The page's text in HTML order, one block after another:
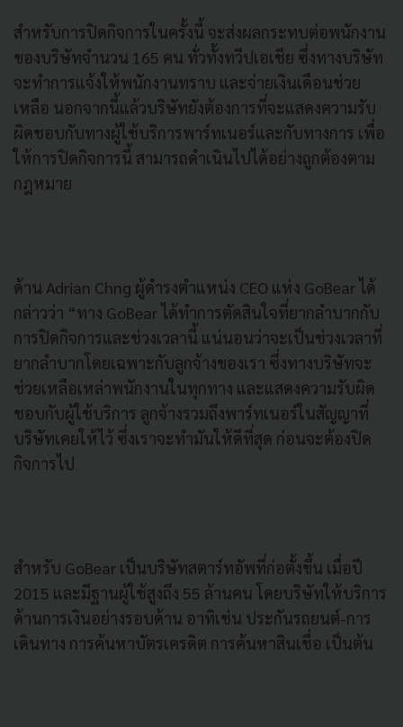
สำหรับการปิดกิจการในครั้งนี้ จะส่งผลกระทบต่อพนักงาน
ของบริษัทจำนวน 165 คน ทั่วทั้งทวีปเอเชีย ซึ่งทางบริษัท
จะทำการแจ้งให้พนักงานทราบ และจ่ายเงินเดือนช่วย
เหลือ นอกจากนี้แล้วบริษัทยังต้องการที่จะแสดงความรับ
ผิดชอบกับทางผู้ใช้บริการพาร์ทเนอร์และกับทางการ เพื่อ
ให้การปิดกิจการนี้ สามารถดำเนินไปได้อย่างถูกต้องตาม
กฎหมาย
ด้าน Adrian Chng ผู้ดำรงตำแหน่ง CEO แห่ง GoBear ได้
กล่าวว่า “ทาง GoBear ได้ทำการตัดสินใจที่ยากลำบากกับ
การปิดกิจการและช่วงเวลานี้ แน่นอนว่าจะเป็นช่วงเวลาที่
ยากลำบากโดยเฉพาะกับลูกจ้างของเรา ซึ่งทางบริษัทจะ
ช่วยเหลือเหล่าพนักงานในทุกทาง และแสดงความรับผิด
ชอบกับผู้ใช้บริการ ลูกจ้างรวมถึงพาร์ทเนอร์ในสัญญาที่
บริษัทเคยให้ไว้ ซึ่งเราจะทำมันให้ดีที่สุด ก่อนจะต้องปิด
กิจการไป
สำหรับ GoBear เป็นบริษัทสตาร์ทอัพที่ก่อตั้งขึ้น เมื่อปี
2015 และมีฐานผู้ใช้สูงถึง 55 ล้านคน โดยบริษัทให้บริการ
ด้านการเงินอย่างรอบด้าน อาทิเช่น ประกันรถยนต์-การ
เดินทาง การค้นหาบัตรเครดิต การค้นหาสินเชื่อ เป็นต้น